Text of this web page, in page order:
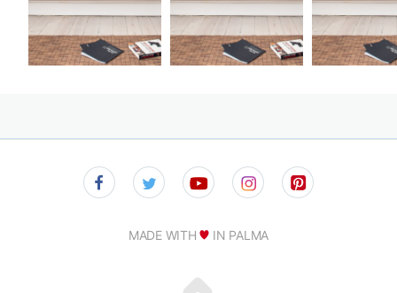
MADE WITH IN PALMA